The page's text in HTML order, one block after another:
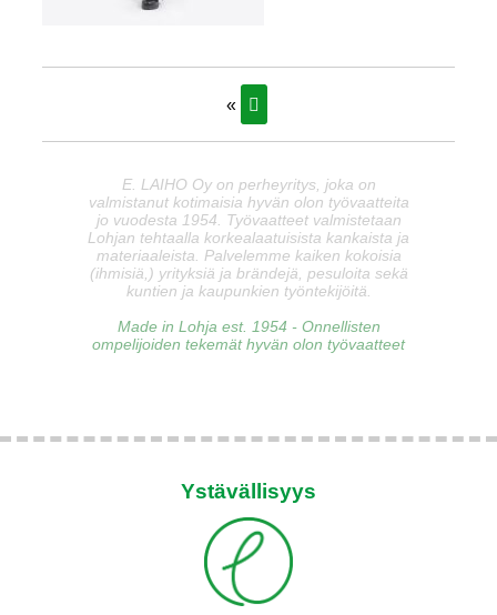
«
E. LAIHO Oy on perheyritys, joka on
valmistanut kotimaisia hyvän olon työvaatteita
jo vuodesta 1954. Työvaatteet valmistetaan
Lohjan tehtaalla korkealaatuisista kankaista ja
materiaaleista. Palvelemme kaiken kokoisia
(ihmisiä,) yrityksiä ja brändejä, pesuloita sekä
kuntien ja kaupunkien työntekijöitä.
Made in Lohja est. 1954 - Onnellisten
ompelijoiden tekemät hyvän olon työvaatteet
Ystävällisyys